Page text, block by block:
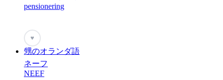
pensionering
♥
甥のオランダ語
ネーフ
NEEF